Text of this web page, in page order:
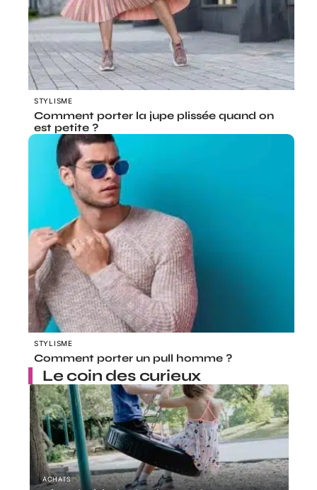
STYLISME
Comment porter la jupe plissée quand on
est petite ?
STYLISME
Comment porter un pull homme ?
Le coin des curieux
ACHATS